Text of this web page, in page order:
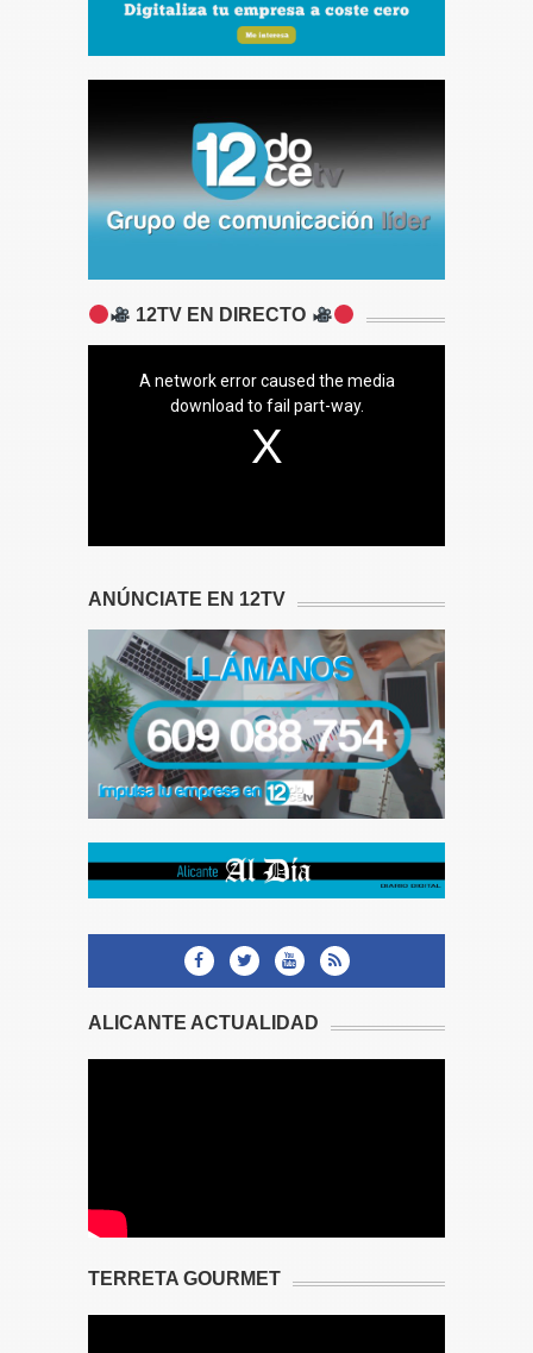
12TV EN DIRECTO
A network error caused the media
download to fail part-way.
ANÚNCIATE EN 12TV
ALICANTE ACTUALIDAD
TERRETA GOURMET